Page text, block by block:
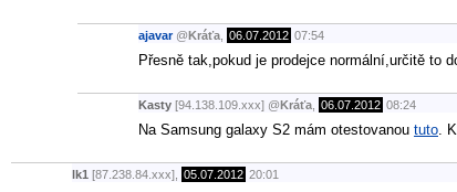
ajavar @Kráťa 06.07.2012 07:54
Přesně tak,pokud je prodejce normální,určitě to
Kasty [94.138.109.xxx] @Kráťa 06.07.2012 08:24
Na Samsung galaxy S2 mám otestovanou tuto .
lk1 [87.238.84.xxx], 05.07.2012 20:01